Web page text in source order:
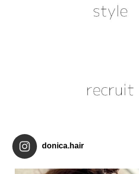
donica.hair